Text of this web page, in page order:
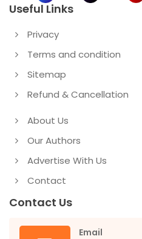
Useful Links
Privacy
Terms and condition
Sitemap
Refund & Cancellation
About Us
Our Authors
Advertise With Us
Contact
Contact Us
Email